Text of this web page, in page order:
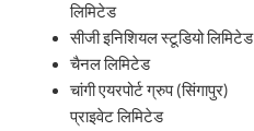
लिमिटेड
सीजी इनिशियल स्टूडियो लिमिटेड
चैनल लिमिटेड
चांगी एयरपोर्ट ग्रुप (सिंगापुर)
प्राइवेट लिमिटेड